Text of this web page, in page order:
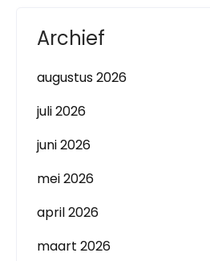
Archief
augustus 2026
juli 2026
juni 2026
mei 2026
april 2026
maart 2026